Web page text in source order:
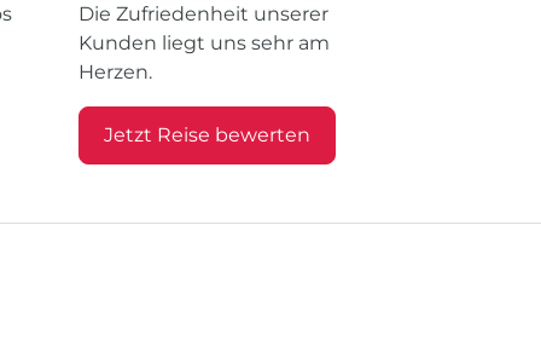
Die Zufriedenheit unserer
Kunden liegt uns sehr am
Herzen.
Jetzt Reise bewerten